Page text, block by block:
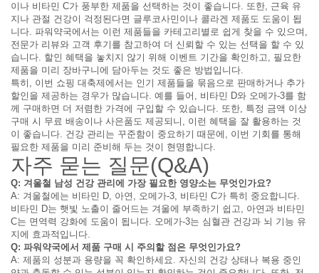
이나 비타민 C가 풍부한 제품을 선택하는 것이 좋습니다. 또한, 근육 유
지나 관절 건강이 걱정된다면 글루코사민이나 콜라겐 제품도 도움이 됩
니다. 파워약국에서는 이런 제품들을 카테고리별로 쉽게 찾을 수 있으며,
전문가 리뷰와 고객 후기를 참고하여 더 신뢰할 수 있는 선택을 할 수 있
습니다. 할인 혜택을 놓치지 않기 위해 이벤트 기간을 확인하고, 필요한
제품을 미리 장바구니에 담아두는 것도 좋은 방법입니다.
특히, 이번 쇼핑 대축제에서는 인기 제품들을 묶음으로 판매하거나 추가
할인을 제공하는 경우가 많습니다. 예를 들어, 비타민 D와 오메가-3를 함
께 구매하면 더 저렴한 가격에 구입할 수 있습니다. 또한, 특정 금액 이상
구매 시 무료 배송이나 사은품도 제공되니, 이런 혜택을 잘 활용하는 것
이 좋습니다. 건강 관리는 꾸준함이 중요하기 때문에, 이번 기회를 통해
필요한 제품을 미리 준비해 두는 것이 현명합니다.
자주 묻는 질문(Q&A)
Q: 겨울철 남성 건강 관리에 가장 필요한 영양소는 무엇인가요?
A: 겨울철에는 비타민 D, 아연, 오메가-3, 비타민 C가 특히 중요합니다.
비타민 D는 햇빛 노출이 줄어드는 겨울에 부족하기 쉽고, 아연과 비타민
C는 면역력 강화에 도움이 됩니다. 오메가-3는 심혈관 건강과 뇌 기능 유
지에 효과적입니다.
Q: 파워약국에서 제품 구매 시 주의할 점은 무엇인가요?
A: 제품의 성분과 용량을 꼭 확인하세요. 자신의 건강 상태나 복용 중인